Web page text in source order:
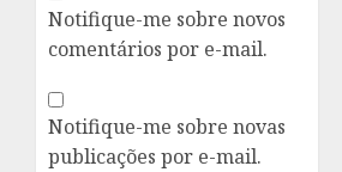
Notifique-me sobre novos
comentários por e-mail.
Notifique-me sobre novas
publicações por e-mail.